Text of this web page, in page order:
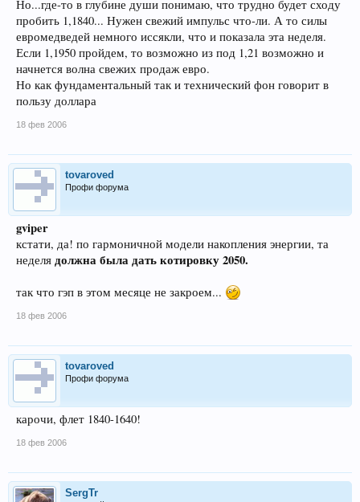
Но...где-то в глубине души понимаю, что трудно будет сходу
пробить 1,1840... Нужен свежий импульс что-ли. А то силы
евромедведей немного иссякли, что и показала эта неделя.
Если 1,1950 пройдем, то возможно из под 1,21 возможно и
начнется волна свежих продаж евро.
Но как фундаментальный так и технический фон говорит в
пользу доллара
18 фев 2006
tovaroved
Профи форума
gviper
кстати, да! по гармоничной модели накопления энергии, та
неделя должна была дать котировку 2050.
так что гэп в этом месяце не закроем...
18 фев 2006
tovaroved
Профи форума
карочи, флет 1840-1640!
18 фев 2006
SergTr